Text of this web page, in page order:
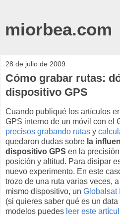
miorbea.com
28 de julio de 2009
Cómo grabar rutas:
dispositivo GPS
Cuando publiqué los artículos
GPS interno de un móvil con el
precisos grabando rutas y
quedaron dudas sobre la
dispositivo GPS en la
posición y altitud. Para disipar
nuevo experimento. En este
trozo de una ruta varias veces,
mismo dispositivo, un Globalsat
(si quieres saber qué es un
modelos puedes leer este